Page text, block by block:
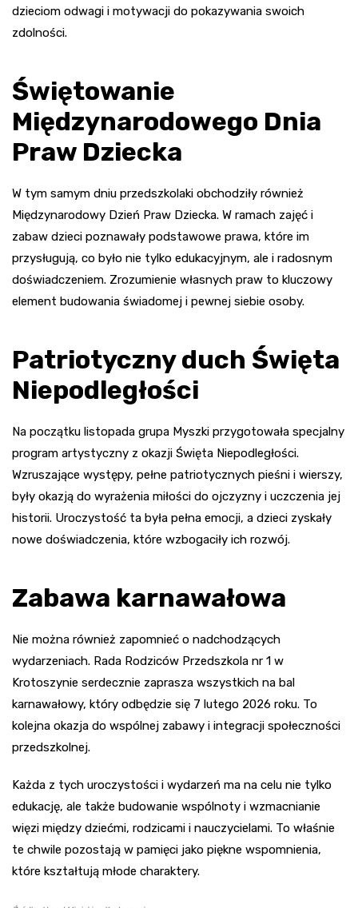
dzieciom odwagi i motywacji do pokazywania swoich
zdolności.
Świętowanie
Międzynarodowego Dnia
Praw Dziecka
W tym samym dniu przedszkolaki obchodziły również
Międzynarodowy Dzień Praw Dziecka. W ramach zajęć i
zabaw dzieci poznawały podstawowe prawa, które im
przysługują, co było nie tylko edukacyjnym, ale i radosnym
doświadczeniem. Zrozumienie własnych praw to kluczowy
element budowania świadomej i pewnej siebie osoby.
Patriotyczny duch Święta
Niepodległości
Na początku listopada grupa Myszki przygotowała specjalny
program artystyczny z okazji Święta Niepodległości.
Wzruszające występy, pełne patriotycznych pieśni i wierszy,
były okazją do wyrażenia miłości do ojczyzny i uczczenia jej
historii. Uroczystość ta była pełna emocji, a dzieci zyskały
nowe doświadczenia, które wzbogaciły ich rozwój.
Zabawa karnawałowa
Nie można również zapomnieć o nadchodzących
wydarzeniach. Rada Rodziców Przedszkola nr 1 w
Krotoszynie serdecznie zaprasza wszystkich na bal
karnawałowy, który odbędzie się 7 lutego 2026 roku. To
kolejna okazja do wspólnej zabawy i integracji społeczności
przedszkolnej.
Każda z tych uroczystości i wydarzeń ma na celu nie tylko
edukację, ale także budowanie wspólnoty i wzmacnianie
więzi między dziećmi, rodzicami i nauczycielami. To właśnie
te chwile pozostają w pamięci jako piękne wspomnienia,
które kształtują młode charaktery.